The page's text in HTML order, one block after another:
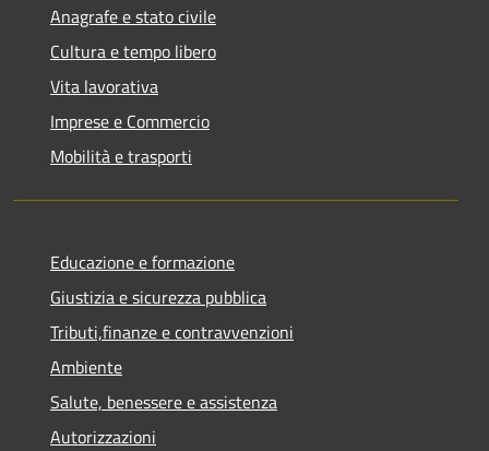
Anagrafe e stato civile
Cultura e tempo libero
Vita lavorativa
Imprese e Commercio
Mobilità e trasporti
Educazione e formazione
Giustizia e sicurezza pubblica
Tributi,finanze e contravvenzioni
Ambiente
Salute, benessere e assistenza
Autorizzazioni